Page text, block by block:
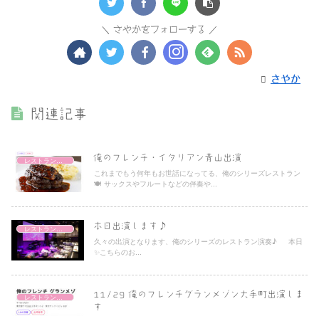
さやかをフォローする
さやか
関連記事
レストラン演奏 俺のフレンチ・イタリアン青山出演
これまでもう何年もお世話になってる、俺のシリーズレストラン
🍽 サックスやフルートなどの伴奏や...
レストラン演奏 本日出演します♪
久々の出演となります、俺のシリーズのレストラン演奏♪ 本日
✨こちらのお...
レストラン演奏
11/29 俺のフレンチグランメゾン大手町出演しま
す